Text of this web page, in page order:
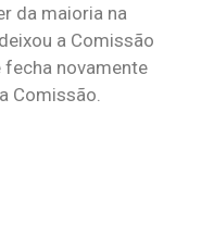
da maioria na
a Comissão
fecha novamente
Comissão.